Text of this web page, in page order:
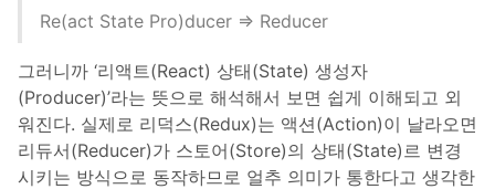
Re(act State Pro)ducer => Reducer
그러니까 ‘리액트(React) 상태(State) 생성자
(Producer)’라는 뜻으로 해석해서 보면 쉽게 이해되고 외
워진다. 실제로 리덕스(Redux)는 액션(Action)이 날라오면
리듀서(Reducer)가 스토어(Store)의 상태(State)르 변경
시키는 방식으로 동작하므로 얼추 의미가 통한다고 생각한